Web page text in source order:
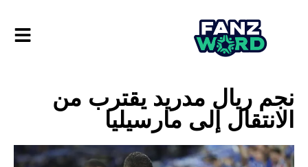
نجم ريال مدريد يقترب من
الانتقال إلى مارسيليا